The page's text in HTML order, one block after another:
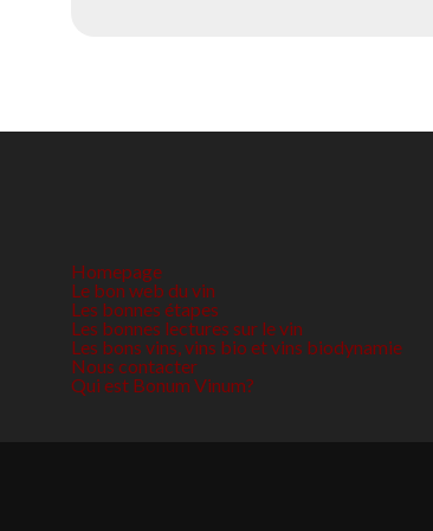
Homepage
Le bon web du vin
Les bonnes étapes
Les bonnes lectures sur le vin
Les bons vins, vins bio et vins biodynamie
Nous contacter
Qui est Bonum Vinum?